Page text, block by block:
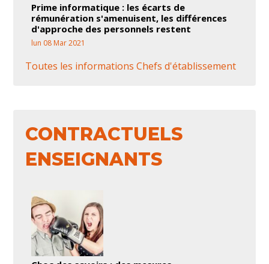
Prime informatique : les écarts de
rémunération s'amenuisent, les différences
d'approche des personnels restent
lun 08 Mar 2021
Toutes les informations Chefs d'établissement
CONTRACTUELS
ENSEIGNANTS